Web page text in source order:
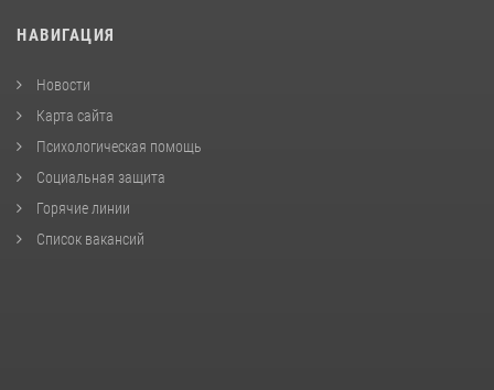
НАВИГАЦИЯ
Новости
Карта сайта
Психологическая помощь
Социальная защита
Горячие линии
Список вакансий